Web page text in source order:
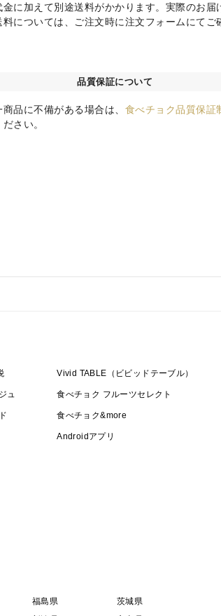
金に加えて別途送料がかかります。実際のお届
料については、ご注文時に注文フォームにてご
品質保証について
品に不備がある場合は、 食べチョク品質保証
さい。
Vivid TABLE（ビビッドテーブル）
ュ 食べチョク フルーツセレクト
食べチョク&more
Androidアプリ
福島県
茨城県